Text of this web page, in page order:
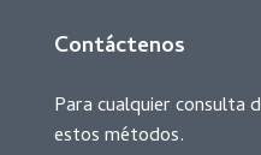
Contáctenos
Para cualquier consulta
estos métodos.